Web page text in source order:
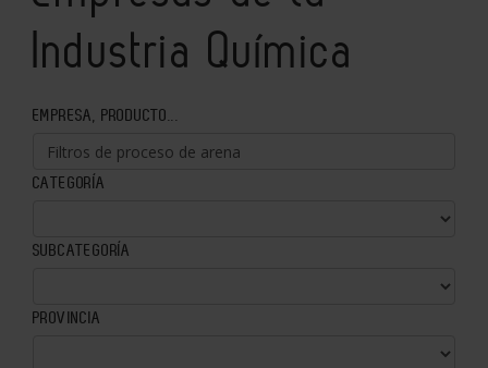
Industria Química
EMPRESA, PRODUCTO...
CATEGORÍA
SUBCATEGORÍA
PROVINCIA